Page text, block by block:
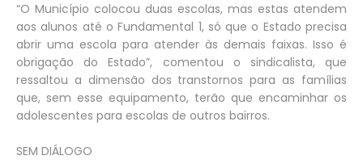
“O Município colocou duas escolas, mas estas atendem
aos alunos até o Fundamental 1, só que o Estado precisa
abrir uma escola para atender às demais faixas. Isso é
obrigação do Estado”, comentou o sindicalista, que
ressaltou a dimensão dos transtornos para as famílias
que, sem esse equipamento, terão que encaminhar os
adolescentes para escolas de outros bairros.
SEM DIÁLOGO